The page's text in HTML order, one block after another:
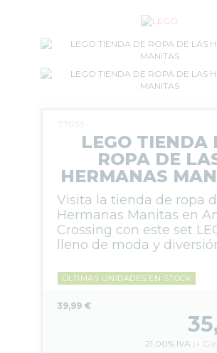
LEGO TIENDA
ROPA DE
HERMANAS
Visita la tienda de ropa
Hermanas Manitas en
Crossing con este set
lleno de moda y
ÚLTIMAS UNIDADES EN STOCK
39,99 €
21.00% IVA (+